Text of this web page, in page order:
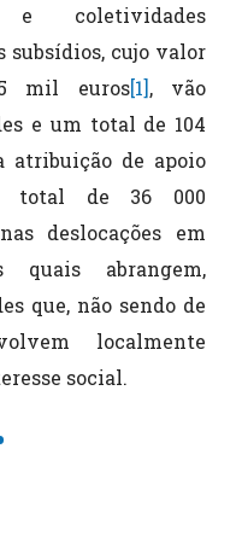
e coletividades
subsídios, cujo valor
mil euros[1], vão
e um total de 104
atribuição de apoio
total de 36 000
deslocações em
quais abrangem,
que, não sendo de
localmente
social.